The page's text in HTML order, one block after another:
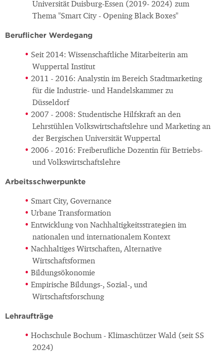
Universität Duisburg-Essen (2019- 2024) zum
Thema "Smart City - Opening Black Boxes"
Beruflicher Werdegang
Seit 2014: Wissenschaftliche Mitarbeiterin am
Wuppertal Institut
2011 - 2016: Analystin im Bereich Stadtmarketing
für die Industrie- und Handelskammer zu
Düsseldorf
2007 - 2008: Studentische Hilfskraft an den
Lehrstühlen Volkswirtschaftslehre und Marketing an
der Bergischen Universität Wuppertal
2006 - 2016: Freiberufliche Dozentin für Betriebs-
und Volkswirtschaftslehre
Arbeitsschwerpunkte
Smart City, Governance
Urbane Transformation
Entwicklung von Nachhaltigkeitsstrategien im
nationalen und internationalem Kontext
Nachhaltiges Wirtschaften, Alternative
Wirtschaftsformen
Bildungsökonomie
Empirische Bildungs-, Sozial-, und
Wirtschaftsforschung
Lehraufträge
Hochschule Bochum - Klimaschützer Wald (seit SS
2024)